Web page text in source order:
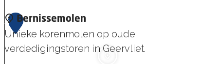
a
d
h
p
o
m
O
n
z
5 Bernissemolen
Unieke korenmolen op oude
verdedigingstoren in Geervliet.